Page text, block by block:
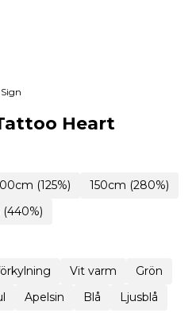
Heart
(125%)
150cm (280%)
Vit varm
Grön
Apelsin Blå
Ljusblå